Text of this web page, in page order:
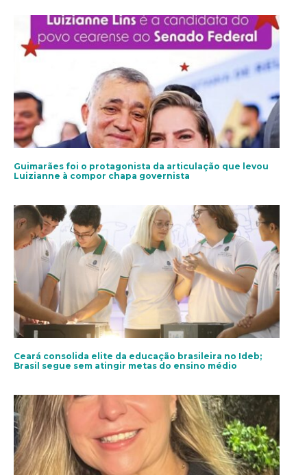
Guimarães foi o protagonista da articulação que levou
Luizianne à compor chapa governista
Ceará consolida elite da educação brasileira no Ideb;
Brasil segue sem atingir metas do ensino médio